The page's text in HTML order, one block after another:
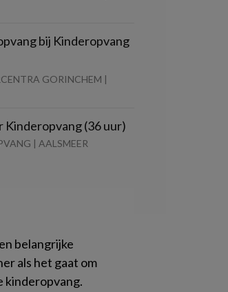
bij Kinderopvang
GORINCHEM |
Kinderopvang (36 uur)
| AALSMEER
belangrijke
als het gaat om
kinderopvang.